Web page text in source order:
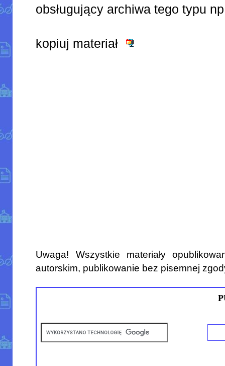
obsługujący archiwa tego typu
kopiuj materiał
Uwaga! Wszystkie materiały
autorskim, publikowanie bez pisemnej